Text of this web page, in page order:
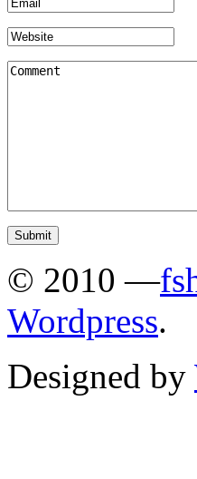
© 2010 —
Wordpress.
Designed by